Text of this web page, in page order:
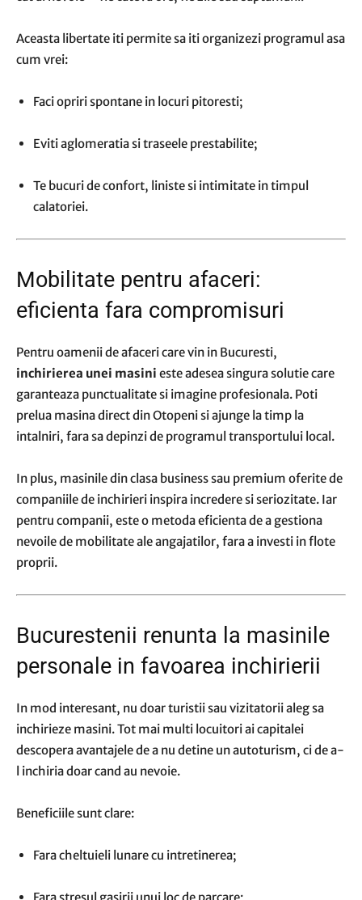
Aceasta libertate iti permite sa iti organizezi programul asa
cum vrei:
Faci opriri spontane in locuri pitoresti;
Eviti aglomeratia si traseele prestabilite;
Te bucuri de confort, liniste si intimitate in timpul
calatoriei.
Mobilitate pentru afaceri:
eficienta fara compromisuri
Pentru oamenii de afaceri care vin in Bucuresti,
inchirierea unei masini este adesea singura solutie care
garanteaza punctualitate si imagine profesionala. Poti
prelua masina direct din Otopeni si ajunge la timp la
intalniri, fara sa depinzi de programul transportului local.
In plus, masinile din clasa business sau premium oferite de
companiile de inchirieri inspira incredere si seriozitate. Iar
pentru companii, este o metoda eficienta de a gestiona
nevoile de mobilitate ale angajatilor, fara a investi in flote
proprii.
Bucurestenii renunta la masinile
personale in favoarea inchirierii
In mod interesant, nu doar turistii sau vizitatorii aleg sa
inchirieze masini. Tot mai multi locuitori ai capitalei
descopera avantajele de a nu detine un autoturism, ci de a-
l inchiria doar cand au nevoie.
Beneficiile sunt clare:
Fara cheltuieli lunare cu intretinerea;